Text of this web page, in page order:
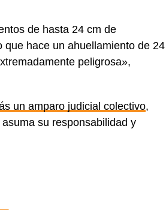
de hasta 24 cm de
hace un ahuellamiento de 24
peligrosa»,
un amparo judicial colectivo,
su responsabilidad y